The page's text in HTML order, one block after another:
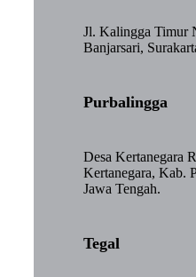
Jl. Kalingga Timur
Banjarsari,
Purbalingga
Desa Kertanegara
Kertanegara, Kab.
Jawa Tengah.
Tegal